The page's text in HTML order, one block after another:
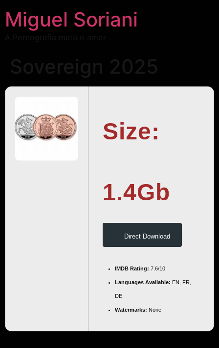
Miguel Soriani
A Pornografia mata o amor
Sovereign 2025
Size:
1.4Gb
Direct Download
IMDB Rating: 7.6/10
Languages Available: EN, FR,
DE
Watermarks: None